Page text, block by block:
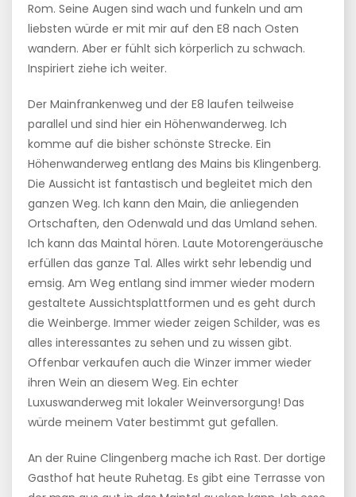
Rom. Seine Augen sind wach und funkeln und am
liebsten würde er mit mir auf den E8 nach Osten
wandern. Aber er fühlt sich körperlich zu schwach.
Inspiriert ziehe ich weiter.
Der Mainfrankenweg und der E8 laufen teilweise
parallel und sind hier ein Höhenwanderweg. Ich
komme auf die bisher schönste Strecke. Ein
Höhenwanderweg entlang des Mains bis Klingenberg.
Die Aussicht ist fantastisch und begleitet mich den
ganzen Weg. Ich kann den Main, die anliegenden
Ortschaften, den Odenwald und das Umland sehen.
Ich kann das Maintal hören. Laute Motorengeräusche
erfüllen das ganze Tal. Alles wirkt sehr lebendig und
emsig. Am Weg entlang sind immer wieder modern
gestaltete Aussichtsplattformen und es geht durch
die Weinberge. Immer wieder zeigen Schilder, was es
alles interessantes zu sehen und zu wissen gibt.
Offenbar verkaufen auch die Winzer immer wieder
ihren Wein an diesem Weg. Ein echter
Luxuswanderweg mit lokaler Weinversorgung! Das
würde meinem Vater bestimmt gut gefallen.
An der Ruine Clingenberg mache ich Rast. Der dortige
Gasthof hat heute Ruhetag. Es gibt eine Terrasse von